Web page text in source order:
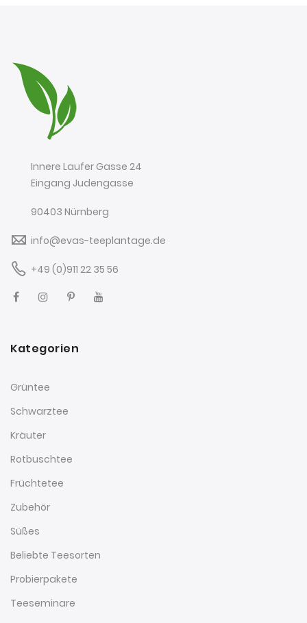
Innere Laufer Gasse 24
Eingang Judengasse
90403 Nürnberg
info@evas-teeplantage.de
+49 (0)911 22 35 56
Kategorien
Grüntee
Schwarztee
Kräuter
Rotbuschtee
Früchtetee
Zubehör
Süßes
Beliebte Teesorten
Probierpakete
Teeseminare